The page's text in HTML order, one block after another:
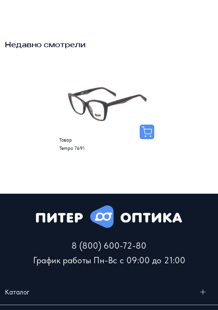
Недавно смотрели
Товар
Tempo 7691
8 (800) 600-72-80
График работы Пн-Вс с 09:00 до 21:00
Каталог